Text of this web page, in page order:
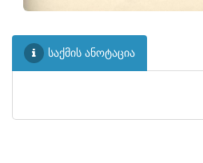
საქმის ანოტაცია